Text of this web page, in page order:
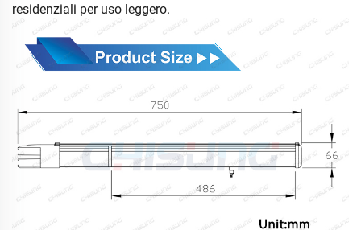
residenziali per uso leggero.